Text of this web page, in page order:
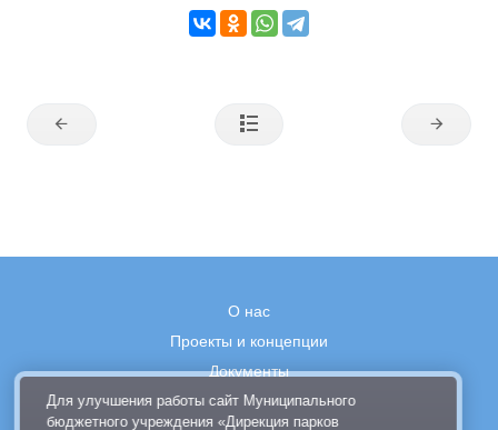
О нас
Проекты и концепции
Документы
Вакансии
Для улучшения работы сайт Муниципального
бюджетного учреждения «Дирекция парков